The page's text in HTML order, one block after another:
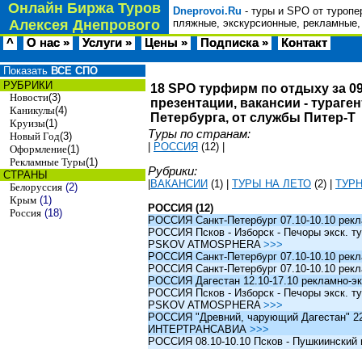
Онлайн Биржа Туров
Алексея Днепрового
Dneprovoi.Ru - туры и SPO от
пляжные, экскурсионные,
^ О нас » Услуги » Цены » Подписка » Контакт
Показать ВСЕ СПО
РУБРИКИ
Новости(3)
Каникулы(4)
Круизы(1)
Новый Год(3)
Оформление(1)
Рекламные Туры(1)
СТРАНЫ
Белоруссия (2)
Крым (1)
Россия (18)
18 SPO турфирм по отдыху за
презентации, вакансии -
Петербурга, от службы Питер-Т
Туры по странам:
РОССИЯ (12)
Рубрики:
ВАКАНСИИ (1) ТУРЫ НА ЛЕТО (2)
РОССИЯ (12)
РОССИЯ Санкт-Петербург 07.10-10.10
РОССИЯ Псков - Изборск - Печоры экск.
PSKOV ATMOSPHERA >>>
РОССИЯ Санкт-Петербург 07.10-10.10
РОССИЯ Санкт-Петербург 07.10-10.10
РОССИЯ Дагестан 12.10-17.10 рекламно-
РОССИЯ Псков - Изборск - Печоры экск.
PSKOV ATMOSPHERA >>>
РОССИЯ "Древний, чарующий Дагестан"
ИНТЕРТРАНСАВИА >>>
РОССИЯ 08.10-10.10 Псков - Пушкиинский